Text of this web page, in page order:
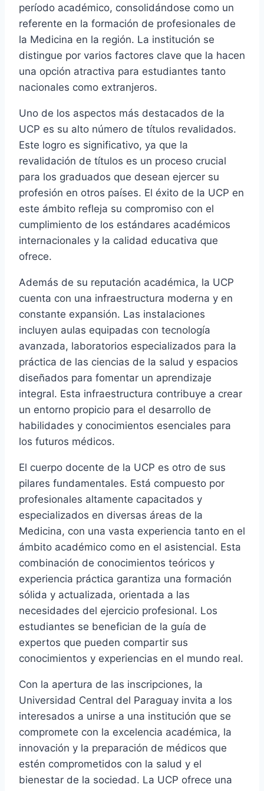
período académico, consolidándose como un
referente en la formación de profesionales de
la Medicina en la región. La institución se
distingue por varios factores clave que la hacen
una opción atractiva para estudiantes tanto
nacionales como extranjeros.
Uno de los aspectos más destacados de la
UCP es su alto número de títulos revalidados.
Este logro es significativo, ya que la
revalidación de títulos es un proceso crucial
para los graduados que desean ejercer su
profesión en otros países. El éxito de la UCP en
este ámbito refleja su compromiso con el
cumplimiento de los estándares académicos
internacionales y la calidad educativa que
ofrece.
Además de su reputación académica, la UCP
cuenta con una infraestructura moderna y en
constante expansión. Las instalaciones
incluyen aulas equipadas con tecnología
avanzada, laboratorios especializados para la
práctica de las ciencias de la salud y espacios
diseñados para fomentar un aprendizaje
integral. Esta infraestructura contribuye a crear
un entorno propicio para el desarrollo de
habilidades y conocimientos esenciales para
los futuros médicos.
El cuerpo docente de la UCP es otro de sus
pilares fundamentales. Está compuesto por
profesionales altamente capacitados y
especializados en diversas áreas de la
Medicina, con una vasta experiencia tanto en el
ámbito académico como en el asistencial. Esta
combinación de conocimientos teóricos y
experiencia práctica garantiza una formación
sólida y actualizada, orientada a las
necesidades del ejercicio profesional. Los
estudiantes se benefician de la guía de
expertos que pueden compartir sus
conocimientos y experiencias en el mundo real.
Con la apertura de las inscripciones, la
Universidad Central del Paraguay invita a los
interesados a unirse a una institución que se
compromete con la excelencia académica, la
innovación y la preparación de médicos que
estén comprometidos con la salud y el
bienestar de la sociedad. La UCP ofrece una